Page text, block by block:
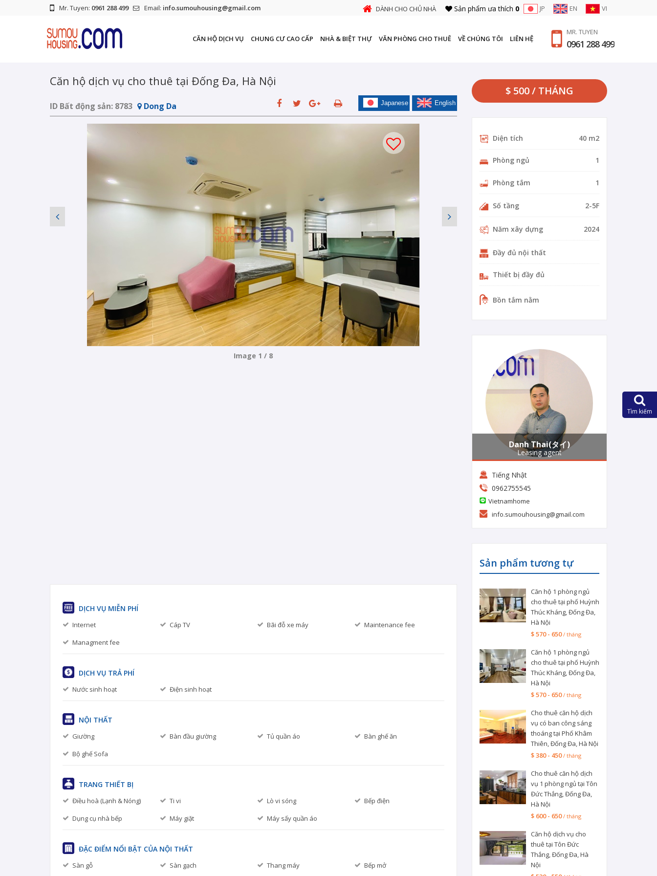
Mr. Tuyen: 0961 288 499 Email: info.sumouhousing@gmail.com DÀNH CHO CHỦ NHÀ Sản phẩm ưa thích 0 JP EN VI
MR. TUYEN
0961 288 499
CĂN HỘ DỊCH VỤ CHUNG CƯ CAO CẤP NHÀ & BIỆT THỰ VĂN PHÒNG CHO THUÊ VỀ CHÚNG TÔI LIÊN HỆ
Căn hộ dịch vụ cho thuê tại Đống Đa, Hà Nội
English
Japanese
ID Bất động sản: 8783 Dong Da
Image 1 / 8
DỊCH VỤ MIỄN PHÍ
Internet Cáp TV Bãi đỗ xe máy
Maintenance fee
Managment fee
DỊCH VỤ TRẢ PHÍ
Nước sinh hoạt Điện sinh hoạt
NỘI THẤT
Giường Bàn đầu giường Tủ quần áo
Bàn ghế ăn
Bộ ghế Sofa
TRANG THIẾT BỊ
Điều hoà (Lạnh & Nóng) Ti vi Lò vi sóng
Bếp điện
Dụng cụ nhà bếp
Máy giặt Máy sấy quần áo
ĐẶC ĐIỂM NỔI BẬT CỦA NỘI THẤT
Sàn gỗ Sàn gạch Thang máy Bếp mở
$ 500 / THÁNG
Diện tích 40 m2
Phòng ngủ 1
Phòng tắm 1
Số tầng 2-5F
Năm xây dựng 2024
Đầy đủ nội thất
Thiết bị đầy đủ
Bồn tắm nằm
Danh Thai(タイ)
Leasing agent
Tiếng Nhật
0962755545
Vietnamhome
info.sumouhousing@gmail.com
Sản phẩm tương tự
Căn hộ 1 phòng ngủ
cho thuê tại phố Huỳnh
Thúc Kháng, Đống Đa,
Hà Nội
$ 570 - 650/ tháng
Căn hộ 1 phòng ngủ
cho thuê tại phố Huỳnh
Thúc Kháng, Đống Đa,
Hà Nội
$ 570 - 650/ tháng
Cho thuê căn hộ dịch
vụ có ban công sáng
thoáng tại Phố Khâm
Thiên, Đống Đa, Hà Nội
$ 380 - 450/ tháng
Cho thuê căn hộ dịch
vụ 1 phòng ngủ tại Tôn
Đức Thắng, Đống Đa,
Hà Nội
$ 600 - 650/ tháng
Căn hộ dịch vụ cho
thuê tại Tôn Đức
Thắng, Đống Đa, Hà
Nội
Tìm kiếm